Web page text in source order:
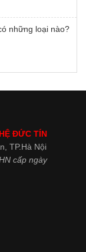
những loại nào?
ĐỨC TÍN
TP.Hà Nội
cấp ngày